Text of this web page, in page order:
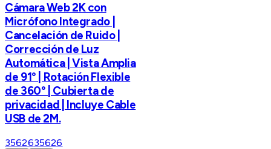
Cámara Web 2K con
Micrófono Integrado |
Cancelación de Ruido |
Corrección de Luz
Automática | Vista Amplia
de 91° | Rotación Flexible
de 360° | Cubierta de
privacidad | Incluye Cable
USB de 2M.
3562635626